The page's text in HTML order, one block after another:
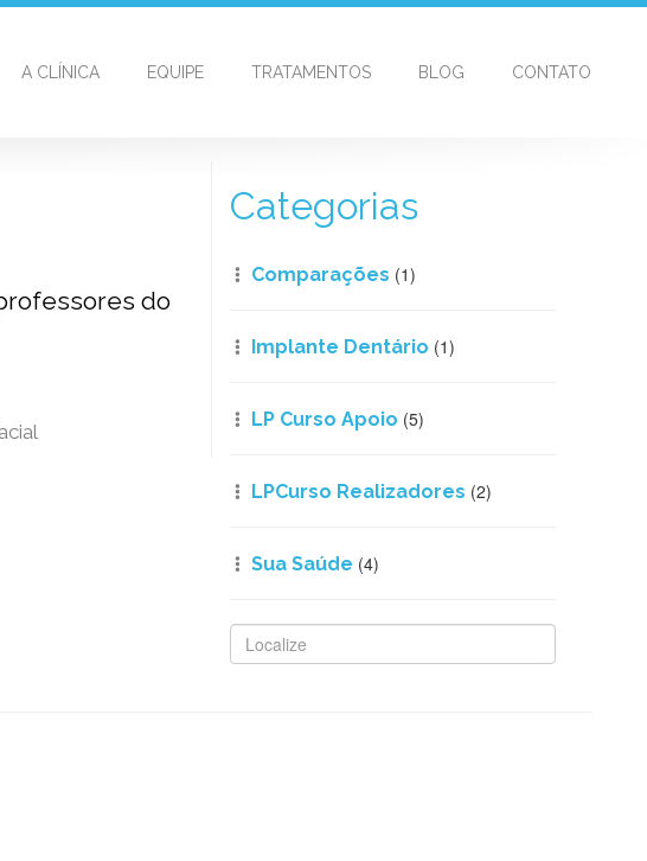
A CLÍNICA EQUIPE TRATAMENTOS BLOG CONTATO
do
Categorias
Comparações (1)
Implante Dentário (1)
LP Curso Apoio (5)
LPCurso Realizadores (2)
Sua Saúde (4)